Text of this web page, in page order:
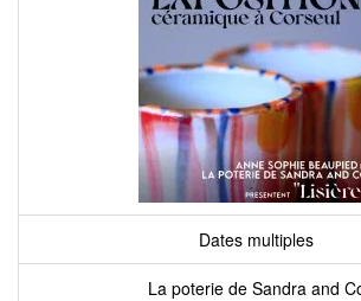
Dates multiples
La poterie de Sandra and